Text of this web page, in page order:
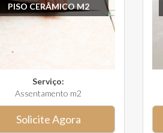
PISO CERÂMICO M2
Serviço:
Assentamento m2
Solicite Agora